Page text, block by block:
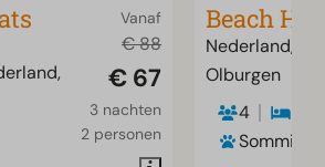
Vanaf
€ 88
€ 67
3 nachten
2 personen
Beach
Nederland,
Olburgen
4
Sommige